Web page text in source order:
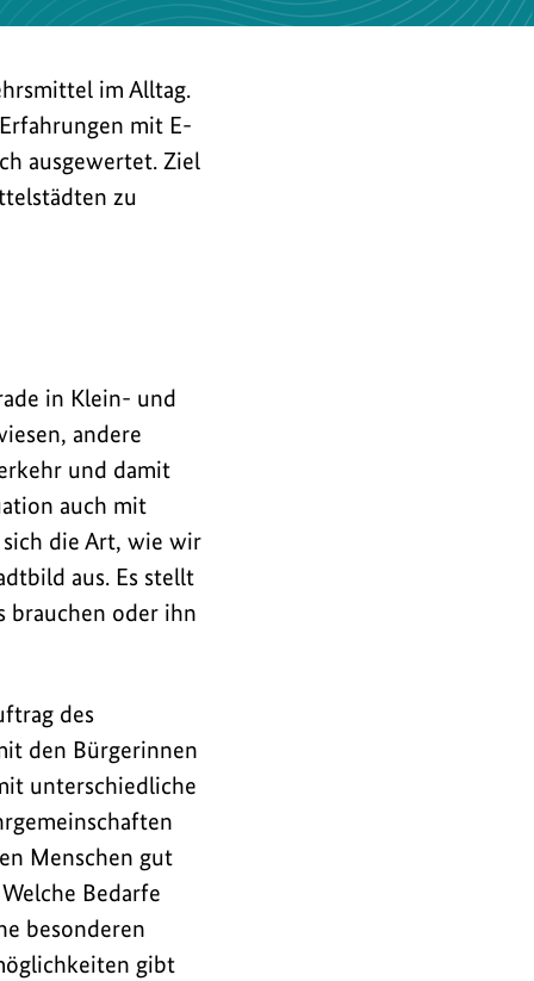
im Alltag.
mit E-
ausgewertet. Ziel
zu
in Klein- und
andere
und damit
auch mit
die Art, wie wir
aus. Es stellt
brauchen oder ihn
des
den Bürgerinnen
unterschiedliche
Menschen gut
Bedarfe
besonderen
gibt